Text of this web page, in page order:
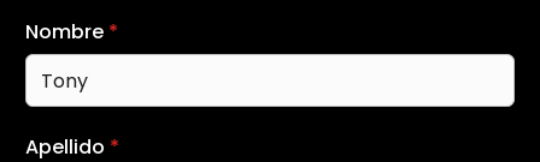
Nombre *
Apellido *